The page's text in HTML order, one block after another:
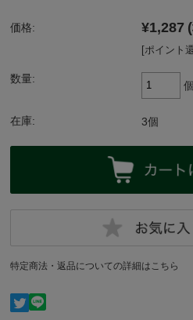
価格: ¥1,287
[ポイント
数量:
個
在庫: 3個
特定商法・返品についての詳細はこちら